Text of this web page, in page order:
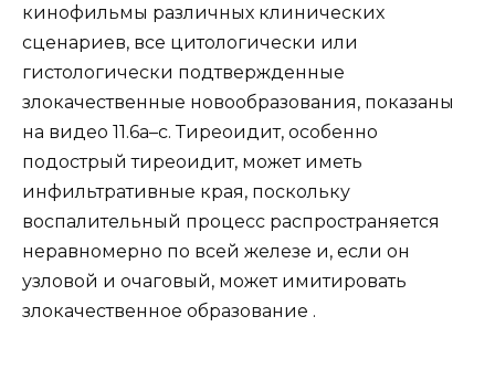
кинофильмы различных клинических
сценариев, все цитологически или
гистологически подтвержденные
злокачественные новообразования, показаны
на видео 11.6a–c. Тиреоидит, особенно
подострый тиреоидит, может иметь
инфильтративные края, поскольку
воспалительный процесс распространяется
неравномерно по всей железе и, если он
узловой и очаговый, может имитировать
злокачественное образование .